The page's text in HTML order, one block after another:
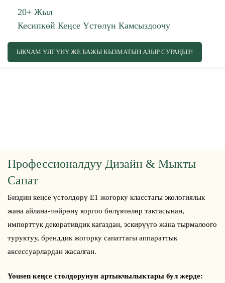
20+ Жыл
Кесипкөй Кеңсе Үстөлүн Камсыздоочу
ЫКЧАМ ҮЛГҮНҮ ЖЕ БАЖЫ КЫЗМАТЫН АЗЫР СУРАҢЫЗ!
Профессионалдуу Дизайн & Мыкты
Сапат
Биздин кеңсе үстөлдөрү E1 жогорку класстагы экологиялык
жана айлана-чөйрөнү коргоо бөлүкчөлөр тактасынан,
импорттук декоративдик кагаздан, эскирүүгө жана тырмалоого
туруктуу, бренддик жогорку сапаттагы аппараттык
аксессуарлардан жасалган.
Yousen кеңсе столдорунун артыкчылыктары бул жерде: